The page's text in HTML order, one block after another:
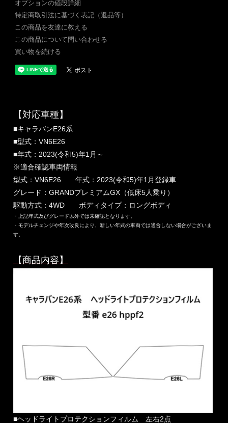
オプションの値段詳細
特定商取引法に基づく表記（返品等）
この商品を友達に教える
この商品について問い合わせる
買い物を続ける
【対応車種】
■キャラバンE26系
■型式：VN6E26
■年式：2023(令和5)年1月～
※適合確認車両情報
型式：VN6E26 年式：2023(令和5)年1月登録車
グレード：GRANDプレミアムGX（低床5人乗り）
駆動方式：4WD ボディタイプ：ロングボディ
・上記年式及びグレード以外では未確認となります。
・モデルチェンジや年次改良により、新しい年式の車両では適合しない場合がございま
す。
【商品内容】
■ヘッドライトプロテクションフィルム 左右2点